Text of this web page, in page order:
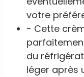
votre
- Cette
du
léger après